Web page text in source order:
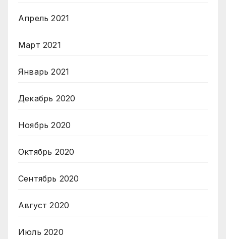
Апрель 2021
Март 2021
Январь 2021
Декабрь 2020
Ноябрь 2020
Октябрь 2020
Сентябрь 2020
Август 2020
Июль 2020